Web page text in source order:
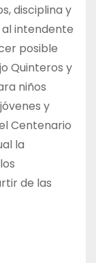
disciplina y
al intendente
posible
Quinteros y
niños
y
Centenario
la
de las